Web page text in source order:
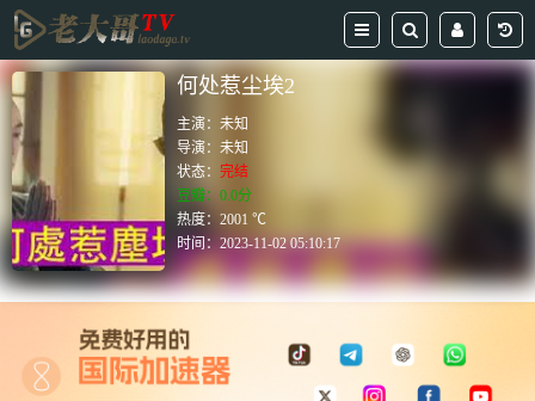
何处惹尘埃2
主演：未知
导演：未知
状态：完结
豆瓣：0.0分
热度：2001 ℃
时间：2023-11-02 05:10:17